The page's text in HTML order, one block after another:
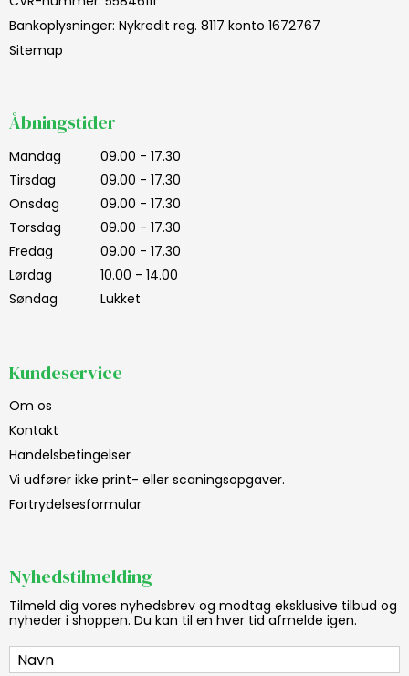
Bankoplysninger: Nykredit reg. 8117 konto 1672767
Sitemap
Åbningstider
Mandag
09.00 - 17.30
Tirsdag
09.00 - 17.30
Onsdag
09.00 - 17.30
Torsdag
09.00 - 17.30
Fredag
09.00 - 17.30
Lørdag
10.00 - 14.00
Søndag
Lukket
Kundeservice
Om os
Kontakt
Handelsbetingelser
Vi udfører ikke print- eller scaningsopgaver.
Fortrydelsesformular
Nyhedstilmelding
Tilmeld dig vores nyhedsbrev og modtag eksklusive tilbud og
nyheder i shoppen. Du kan til en hver tid afmelde igen.